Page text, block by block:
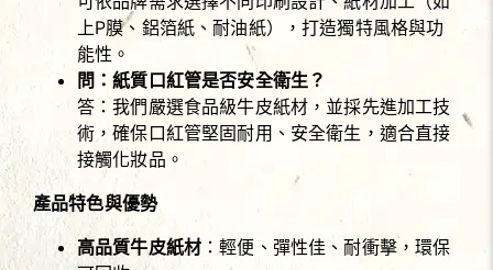
上P膜、鋁箔紙、耐油紙），打造獨特風格與功
能性。
問：紙質口紅管是否安全衛生？
答：我們嚴選食品級牛皮紙材，並採先進加工技
術，確保口紅管堅固耐用、安全衛生，適合直接
接觸化妝品。
產品特色與優勢
高品質牛皮紙材：輕便、彈性佳、耐衝擊，環保